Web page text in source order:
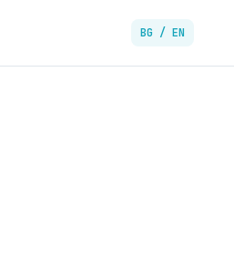
BG / EN